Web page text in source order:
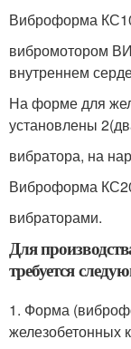
Виброформа
вибромотором
внутреннем
На форме для
установлены
вибратора, на
Виброформа
вибраторами.
Для
требуется
1. Форма
железобетонных